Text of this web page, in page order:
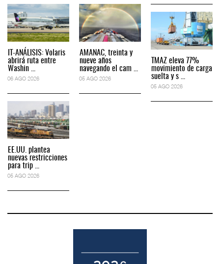
IT-ANÁLISIS: Volaris
abrirá ruta entre
Washin ...
06 AGO 2026
EE.UU. plantea
nuevas restricciones
para trip ...
05 AGO 2026
AMANAC, treinta y
nueve años
navegando el cam ...
05 AGO 2026
TMAZ eleva 77%
movimiento de carga
suelta y s ...
05 AGO 2026